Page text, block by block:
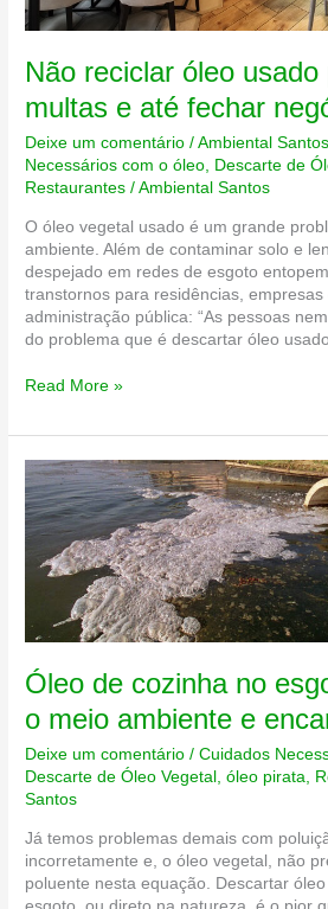
Não reciclar óleo
multas e até fechar
Deixe um comentário /Ambiental Santos
Necessários com o óleo, Descarte de
Restaurantes /Ambiental Santos
O óleo vegetal usado é um grande
ambiente. Além de contaminar solo e
despejado em redes de esgoto
transtornos para residências,
administração pública: “As pessoas
do problema que é descartar óleo
Não
pode
gerar
multas
e
até
negócios
Read More »
Óleo de cozinha no
o meio ambiente e
Deixe um comentário /Cuidados
Descarte de Óleo Vegetal
,óleo pirata
Santos
Já temos problemas demais com
incorretamente e, o óleo vegetal, não
poluente nesta equação. Descartar
esgoto, ou direto na natureza, é o pior